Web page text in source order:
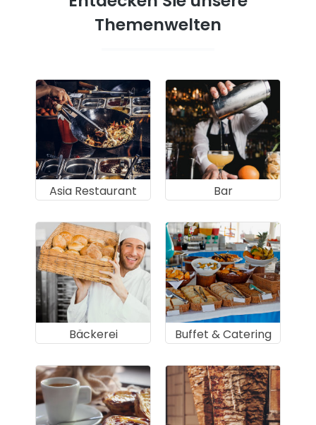
Themenwelten
Asia Restaurant Bar
Bäckerei Buffet & Catering